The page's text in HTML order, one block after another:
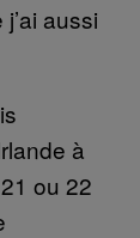
aussi
à
ou 22